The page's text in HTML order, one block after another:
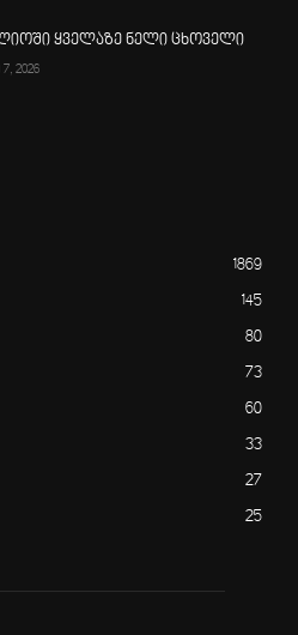
ყველაზე ნელი ცხოველი
2026
1869
145
80
73
60
33
27
25